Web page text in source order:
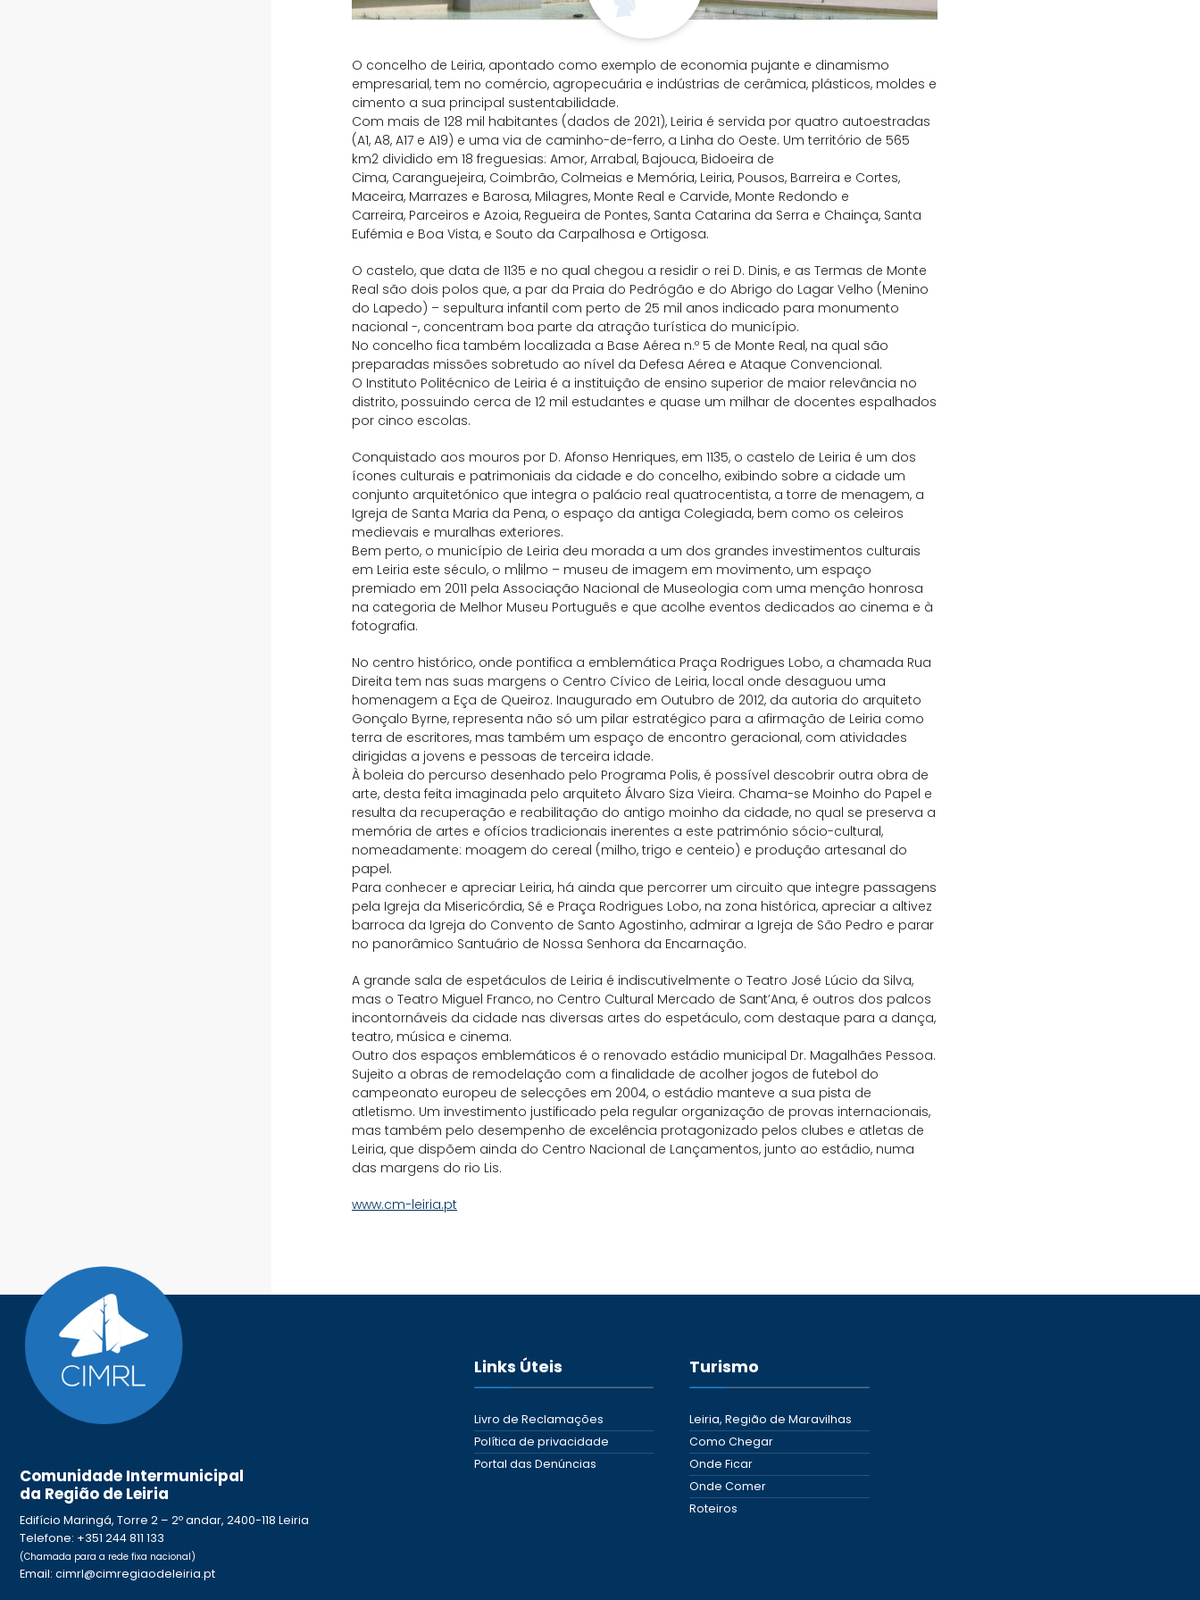
O concelho de Leiria, apontado como exemplo de economia pujante e dinamismo
empresarial, tem no comércio, agropecuária e indústrias de cerâmica, plásticos, moldes e
cimento a sua principal sustentabilidade.
Com mais de 128 mil habitantes (dados de 2021), Leiria é servida por quatro autoestradas
(A1, A8, A17 e A19) e uma via de caminho-de-ferro, a Linha do Oeste. Um território de 565
km2 dividido em 18 freguesias: Amor, Arrabal, Bajouca, Bidoeira de
Cima, Caranguejeira, Coimbrão, Colmeias e Memória, Leiria, Pousos, Barreira e Cortes,
Maceira, Marrazes e Barosa, Milagres, Monte Real e Carvide, Monte Redondo e
Carreira, Parceiros e Azoia, Regueira de Pontes, Santa Catarina da Serra e Chainça, Santa
Eufémia e Boa Vista, e Souto da Carpalhosa e Ortigosa.
O castelo, que data de 1135 e no qual chegou a residir o rei D. Dinis, e as Termas de Monte
Real são dois polos que, a par da Praia do Pedrógão e do Abrigo do Lagar Velho (Menino
do Lapedo) – sepultura infantil com perto de 25 mil anos indicado para monumento
nacional -, concentram boa parte da atração turística do município.
No concelho fica também localizada a Base Aérea n.º 5 de Monte Real, na qual são
preparadas missões sobretudo ao nível da Defesa Aérea e Ataque Convencional.
O Instituto Politécnico de Leiria é a instituição de ensino superior de maior relevância no
distrito, possuindo cerca de 12 mil estudantes e quase um milhar de docentes espalhados
por cinco escolas.
Conquistado aos mouros por D. Afonso Henriques, em 1135, o castelo de Leiria é um dos
ícones culturais e patrimoniais da cidade e do concelho, exibindo sobre a cidade um
conjunto arquitetónico que integra o palácio real quatrocentista, a torre de menagem, a
Igreja de Santa Maria da Pena, o espaço da antiga Colegiada, bem como os celeiros
medievais e muralhas exteriores.
Bem perto, o município de Leiria deu morada a um dos grandes investimentos culturais
em Leiria este século, o m|i|mo – museu de imagem em movimento, um espaço
premiado em 2011 pela Associação Nacional de Museologia com uma menção honrosa
na categoria de Melhor Museu Português e que acolhe eventos dedicados ao cinema e à
fotografia.
No centro histórico, onde pontifica a emblemática Praça Rodrigues Lobo, a chamada Rua
Direita tem nas suas margens o Centro Cívico de Leiria, local onde desaguou uma
homenagem a Eça de Queiroz. Inaugurado em Outubro de 2012, da autoria do arquiteto
Gonçalo Byrne, representa não só um pilar estratégico para a afirmação de Leiria como
terra de escritores, mas também um espaço de encontro geracional, com atividades
dirigidas a jovens e pessoas de terceira idade.
À boleia do percurso desenhado pelo Programa Polis, é possível descobrir outra obra de
arte, desta feita imaginada pelo arquiteto Álvaro Siza Vieira. Chama-se Moinho do Papel e
resulta da recuperação e reabilitação do antigo moinho da cidade, no qual se preserva a
memória de artes e ofícios tradicionais inerentes a este património sócio-cultural,
nomeadamente: moagem do cereal (milho, trigo e centeio) e produção artesanal do
papel.
Para conhecer e apreciar Leiria, há ainda que percorrer um circuito que integre passagens
pela Igreja da Misericórdia, Sé e Praça Rodrigues Lobo, na zona histórica, apreciar a altivez
barroca da Igreja do Convento de Santo Agostinho, admirar a Igreja de São Pedro e parar
no panorâmico Santuário de Nossa Senhora da Encarnação.
A grande sala de espetáculos de Leiria é indiscutivelmente o Teatro José Lúcio da Silva,
mas o Teatro Miguel Franco, no Centro Cultural Mercado de Sant’Ana, é outros dos palcos
incontornáveis da cidade nas diversas artes do espetáculo, com destaque para a dança,
teatro, música e cinema.
Outro dos espaços emblemáticos é o renovado estádio municipal Dr. Magalhães Pessoa.
Sujeito a obras de remodelação com a finalidade de acolher jogos de futebol do
campeonato europeu de selecções em 2004, o estádio manteve a sua pista de
atletismo. Um investimento justificado pela regular organização de provas internacionais,
mas também pelo desempenho de excelência protagonizado pelos clubes e atletas de
Leiria, que dispõem ainda do Centro Nacional de Lançamentos, junto ao estádio, numa
das margens do rio Lis.
www.cm-leiria.pt
Comunidade Intermunicipal
da Região de Leiria
Edifício Maringá, Torre 2 – 2º andar, 2400-118 Leiria
Telefone: +351 244 811 133
(Chamada para a rede fixa nacional)
Email: cimrl@cimregiaodeleiria.pt
Links Úteis
Livro de Reclamações
Política de privacidade
Portal das Denúncias
Turismo
Leiria, Região de Maravilhas
Como Chegar
Onde Ficar
Onde Comer
Roteiros